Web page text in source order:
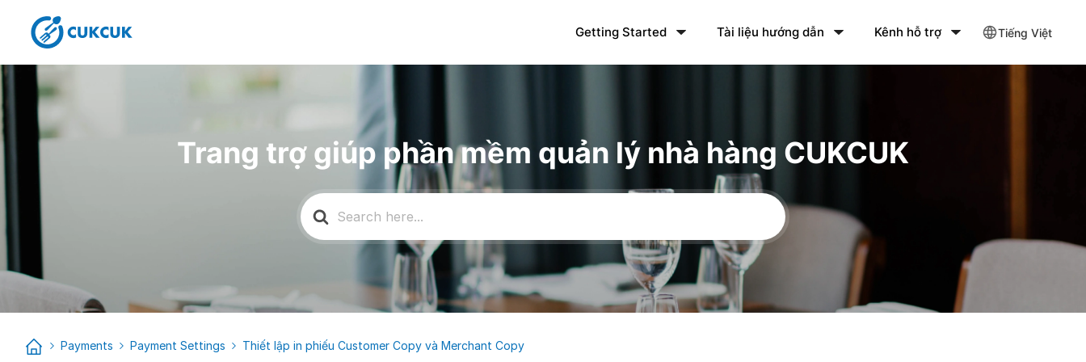
Getting Started Tài liệu hướng dẫn Kênh hỗ trợ Tiếng Việt
Trang trợ giúp phần mềm quản lý nhà hàng CUKCUK
Search
for:
Payments Payment Settings Thiết lập in phiếu Customer Copy và Merchant Copy